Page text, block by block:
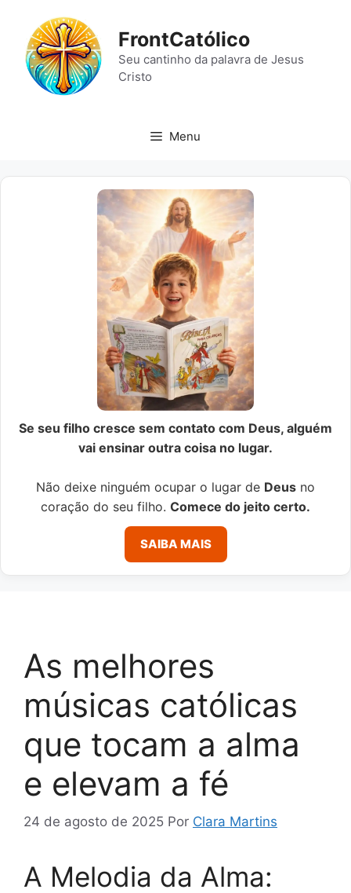
conteúdo
FrontCatólico
Seu cantinho da palavra de Jesus
Cristo
Menu
Se seu filho cresce sem contato com Deus, alguém
vai ensinar outra coisa no lugar.
Não deixe ninguém ocupar o lugar de Deus no
coração do seu filho. Comece do jeito certo.
SAIBA MAIS
As melhores
músicas católicas
que tocam a alma
e elevam a fé
24 de agosto de 2025 Por Clara Martins
A Melodia da Alma: